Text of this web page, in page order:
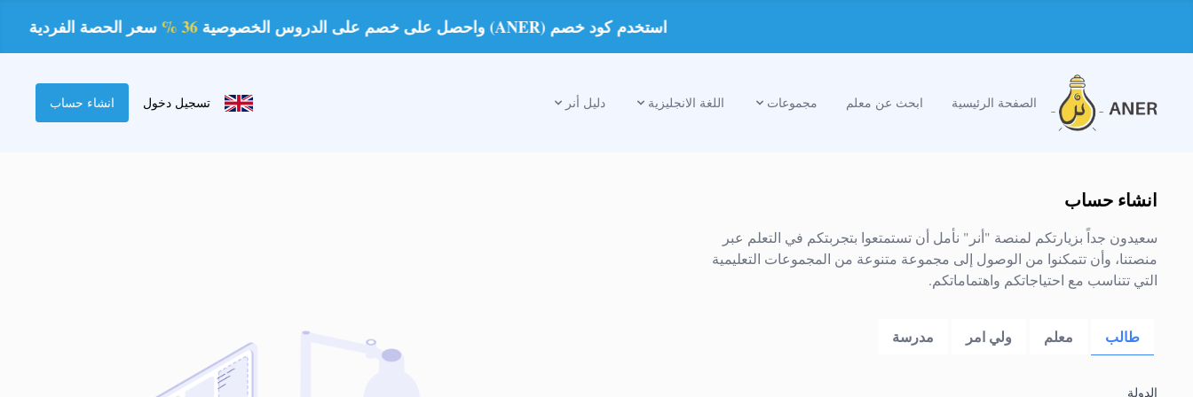
استخدم كود خصم (ANER) واحصل على خصم على الدروس الخصوصية 36 % سعر الحصة الفردية لمدة ساعة
الصفحة الرئيسية ابحث عن معلم مجموعات اللغة الانجليزية دليل أنر تسجيل دخول انشاء حساب
انشاء حساب
سعيدون جداً بزيارتكم لمنصة "أنر" نأمل أن تستمتعوا بتجربتكم في التعلم عبر
منصتنا، وأن تتمكنوا من الوصول إلى مجموعة متنوعة من المجموعات التعليمية
التي تتناسب مع احتياجاتكم واهتماماتكم.
طالب معلم ولي امر مدرسة
الدولة